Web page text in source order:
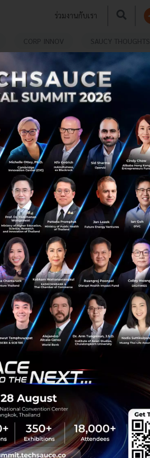
ร่วมงานกับเรา
CORP INNOV SAUCY THOUGHTS
QLED รุกตลาดทีวีพรีเมียมและ
านของนวัตกรรมทีวีอย่างต่อ
QLED (นีโอ คิวแอลอีดี) อย่างเป็น
ร้อมฉีกทุกขีดจำกัดแห่งความคมชัด
ามสมบูรณ์แบบของการรับชม ผ่าน
ยั...
Team
QLED
Trending Tags
Corporate Innovation
Digital Transformation
E-Commerce
Startup
Technology